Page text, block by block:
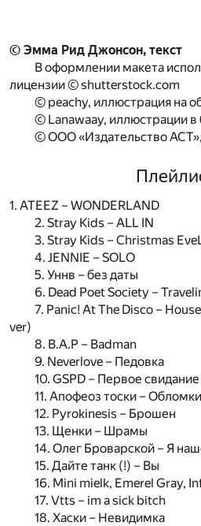
© Эмма Рид Джонсон, текст
В оформлении макета
лицензии © shutterstock.com
© peachy, иллюстрация на
© Lanawaay, иллюстрации в
© ООО «Издательство
1. ATEEZ – WONDERLAND
2. Stray Kids – ALL IN
3. Stray Kids – Christmas
4. JENNIE – SOLO
5. Уннв – без даты
6. Dead Poet Society –
7. Panic! At The Disco –
ver)
8. B.A.P – Badman
9. Neverlove – Педовка
10. GSPD – Первое свидание
11. Апофеоз тоски – Обломки
12. Pyrokinesis – Брошен
13. Щенки – Шрамы
14. Олег Броварской – Я
15. Дайте танк (!) – Вы
16. Mini mielk, Emerel Gray,
17. Vtts – im a sick bitch
18. Хаски – Невидимка